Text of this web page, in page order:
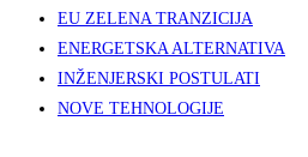
EU ZELENA TRANZICIJA
ENERGETSKA ALTERNATIVA
INŽENJERSKI POSTULATI
NOVE TEHNOLOGIJE